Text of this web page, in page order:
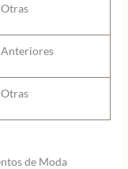
Otras
Anteriores
Otras
de Moda